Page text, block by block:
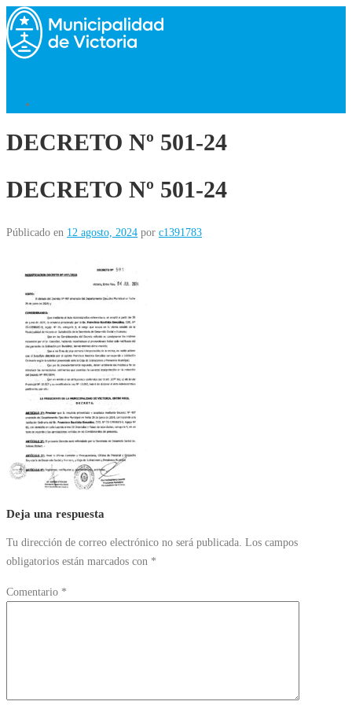
Saltar
al
contenido
DECRETO Nº 501-24
DECRETO Nº 501-24
Públicado en 12 agosto, 2024 por c1391783
Deja una respuesta
Tu dirección de correo electrónico no será publicada. Los campos
obligatorios están marcados con *
Comentario *